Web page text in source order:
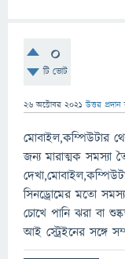
0
টি ভোট
26 অক্টোবর 2021 উত্তর প্রদান
মোবাইল,কম্পিউটার
জন্য মারাত্মক সমস্যা
সিনড্রোমের মতো
চোখে পানি ঝরা বা
আই স্ট্রেইনের সঙ্গে